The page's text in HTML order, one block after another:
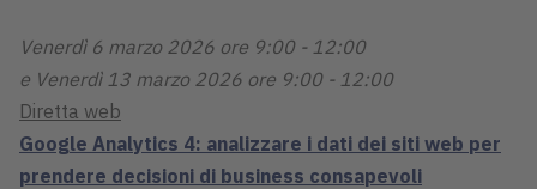
Venerdì 6 marzo 2026 ore 9:00 - 12:00
e Venerdì 13 marzo 2026 ore 9:00 - 12:00
Diretta web
Google Analytics 4: analizzare i dati dei siti web per
prendere decisioni di business consapevoli